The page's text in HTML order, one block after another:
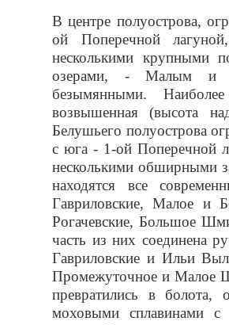
В центре полуострова,
ой Поперечной
несколькими крупными
озерами, - Малым и
безымянными.
возвышенная (высота
Белушьего полуострова
с юга - 1-ой Поперечной
несколькими обширными
находятся все
Гавриловские, Малое
Рогачевские, Большое
часть из них соединена
Гавриловские и Ильи
Промежуточное и Малое
превратились в болота,
моховыми сплавинами